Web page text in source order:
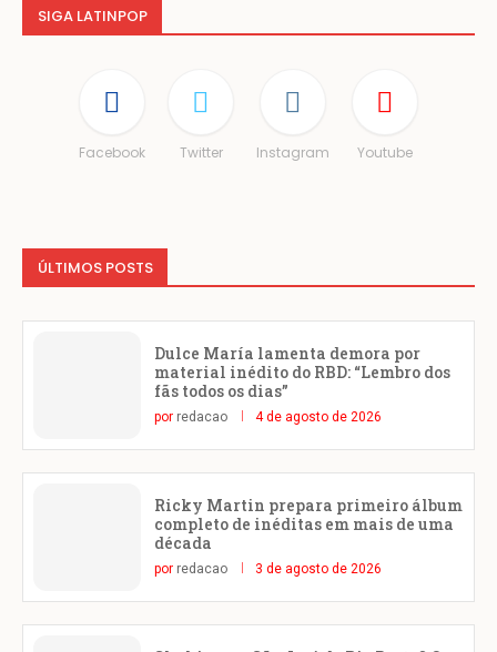
SIGA LATINPOP
Facebook Twitter Instagram Youtube
ÚLTIMOS POSTS
Dulce María lamenta demora por
material inédito do RBD: “Lembro dos
fãs todos os dias”
por redacao 4 de agosto de 2026
Ricky Martin prepara primeiro álbum
completo de inéditas em mais de uma
década
por redacao 3 de agosto de 2026